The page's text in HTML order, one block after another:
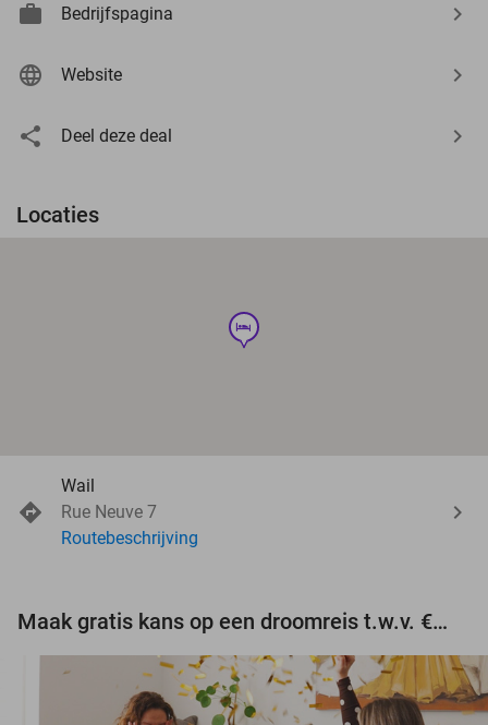
Bedrijfspagina
Website
Deel deze deal
Locaties
hotel
Wail
Rue Neuve 7
Routebeschrijving
Maak gratis kans op een droomreis t.w.v. €3.000!